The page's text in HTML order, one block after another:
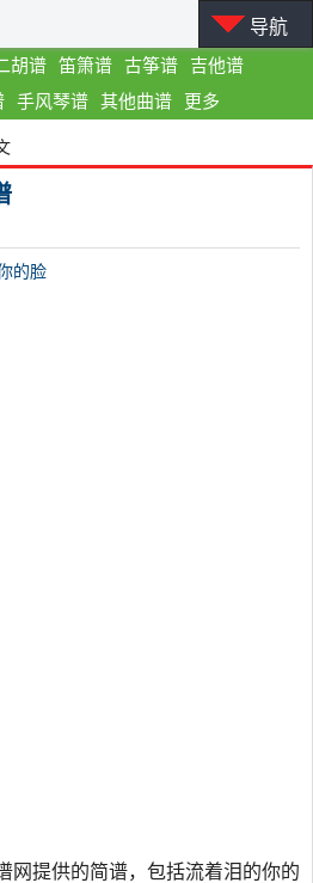
胡谱 笛箫谱 古筝谱
吉他谱
手风琴谱 其他曲谱 更多
导航
的脸
网提供的简谱，包括流着泪的你的